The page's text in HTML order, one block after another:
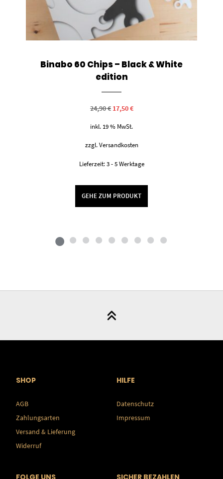
Binabo 60 Chips – Black & White
edition
24,90€ Ursprünglicher
Preis
24,90 €
17,50€Aktueller
17,50 €.
inkl. 19 % MwSt.
zzgl. Versandkosten
Lieferzeit: 3 - 5 Werktage
GEHE ZUM PRODUKT
SHOP
AGB
Zahlungsarten
Versand & Lieferung
Widerruf
HILFE
Datenschutz
Impressum
FOLGE UNS SICHER BEZAHLEN